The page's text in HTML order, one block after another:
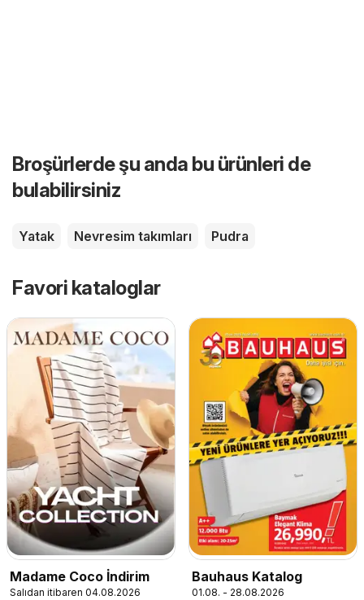
Broşürlerde şu anda bu ürünleri de
bulabilirsiniz
Yatak Nevresim takımları Pudra
Favori kataloglar
Madame Coco İndirim
Salıdan itibaren 04.08.2026
Bauhaus Katalog
01.08. - 28.08.2026